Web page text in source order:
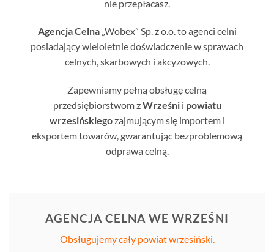
nie przepłacasz.
Agencja Celna„Wobex” Sp. z o.o. to agenci celni
posiadający wieloletnie doświadczenie w sprawach
celnych, skarbowych i akcyzowych.
Zapewniamy pełną obsługę celną
przedsiębiorstwom zWrześnii powiatu
wrzesińskiegozajmującym się importem i
eksportem towarów, gwarantując bezproblemową
odprawa celną.
AGENCJA CELNA WE WRZEŚNI
Obsługujemy cały powiat wrzesiński.